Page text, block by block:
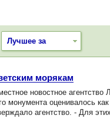
Лучшее за
морякам
новостное
монумента оценивалось
агентство. - Для